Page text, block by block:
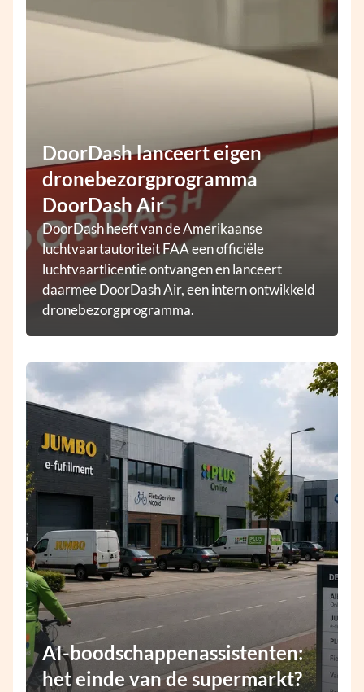
AI-boodschappenassistenten:
het einde van de supermarkt?
DoorDash lanceert eigen
dronebezorgprogramma
DoorDash Air
DoorDash heeft van de Amerikaanse
luchtvaartautoriteit FAA een officiële
luchtvaartlicentie ontvangen en lanceert
daarmee DoorDash Air, een intern ontwikkeld
dronebezorgprogramma.